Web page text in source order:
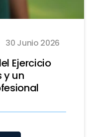
30 Junio 2026
Ejercicio
y un